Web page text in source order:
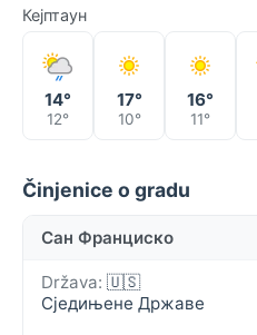
Кејптаун
14°
12°
17°
10°
16°
11°
Činjenice o gradu
Сан Франциско
Država: 🇺🇸
Сједињене Државе